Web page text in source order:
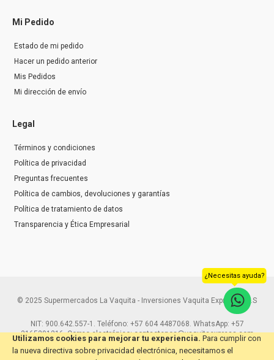
Utilizamos cookies para mejorar tu experiencia. Para cumplir con
la nueva directiva sobre privacidad electrónica, necesitamos el
Mi Pedido
Estado de mi pedido
Hacer un pedido anterior
Mis Pedidos
Mi dirección de envío
Legal
Términos y condiciones
Política de privacidad
Preguntas frecuentes
Política de cambios, devoluciones y garantías
Política de tratamiento de datos
Transparencia y Ética Empresarial
© 2025 Supermercados La Vaquita - Inversiones Vaquita Express S.A.S
NIT: 900.642.557-1. Teléfono: +57 604 4487068. WhatsApp: +57
3165291216. Correo electrónico: contactenos@vaquitaexpress.com
¿Necesitas ayuda?